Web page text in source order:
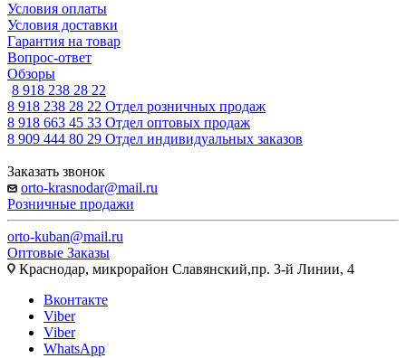
Условия оплаты
Условия доставки
Гарантия на товар
Вопрос-ответ
Обзоры
8 918 238 28 22
8 918 238 28 22 Отдел розничных продаж
8 918 663 45 33 Отдел оптовых продаж
8 909 444 80 29 Отдел индивидуальных заказов
Заказать звонок
orto-krasnodar@mail.ru
Розничные продажи
orto-kuban@mail.ru
Оптовые Заказы
Краснодар, микрорайон Славянский,пр. 3-й Линии, 4
Вконтакте
Viber
Viber
WhatsApp